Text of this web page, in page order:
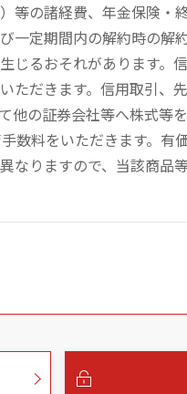
等の諸経費、年金保険
一定期間内の解約時の解
じるおそれがあります。
ただきます。信用取引、
他の証券会社等へ株式等
数料をいただきます。
なりますので、当該商